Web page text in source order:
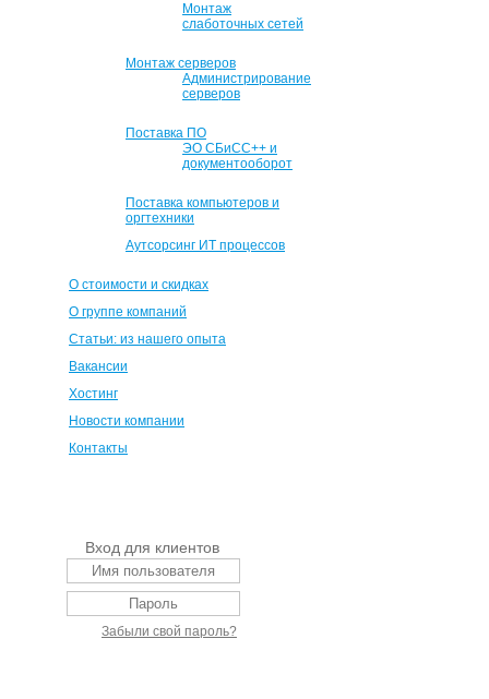
Монтаж
слаботочных сетей
Монтаж серверов
Администрирование
серверов
Поставка ПО
ЭО СБиСС++ и
документооборот
Поставка компьютеров и
оргтехники
Аутсорсинг ИТ процессов
О стоимости и скидках
О группе компаний
Статьи: из нашего опыта
Вакансии
Хостинг
Новости компании
Контакты
Вход для клиентов
Забыли свой пароль?